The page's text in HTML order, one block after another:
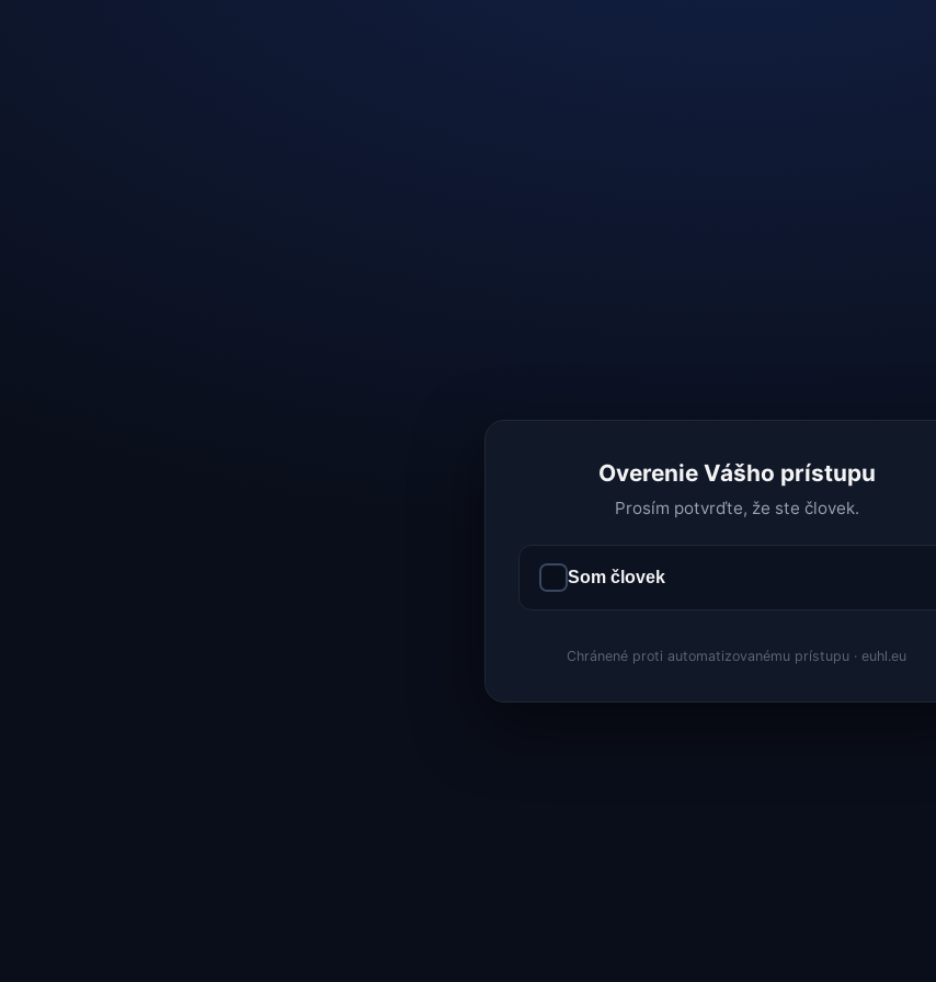
Overenie Vášho prístupu
Prosím potvrďte, že ste človek.
Som človek
Chránené proti automatizovanému prístupu · euhl.eu